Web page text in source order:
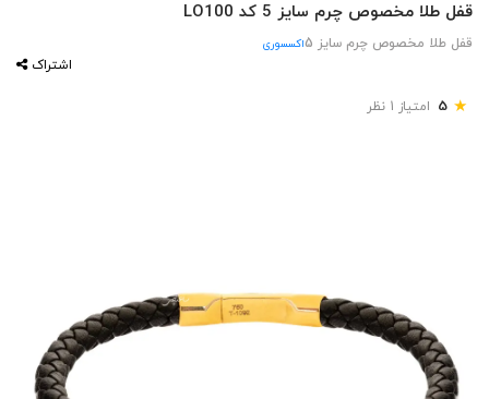
قفل طلا مخصوص چرم سایز 5 کد LO100
قفل طلا مخصوص چرم سایز 5 اکسسوری
اشتراک
★
5 امتیاز 1 نظر